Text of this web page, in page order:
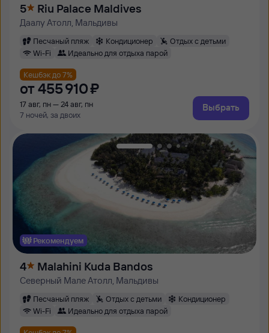
5 Riu Palace Maldives
Даалу Атолл, Мальдивы
Песчаный пляж Кондиционер
Отдых с детьми
Wi-Fi
Идеально для отдыха парой
Кешбэк до 7%
от 455 ⁠910 ⁠₽
17 авг, пн — 24 авг, пн
7 ночей, за двоих
Выбрать
Рекомендуем
4 Malahini Kuda Bandos
Северный Мале Атолл, Мальдивы
Песчаный пляж Отдых с детьми
Кондиционер
Wi-Fi
Идеально для отдыха парой